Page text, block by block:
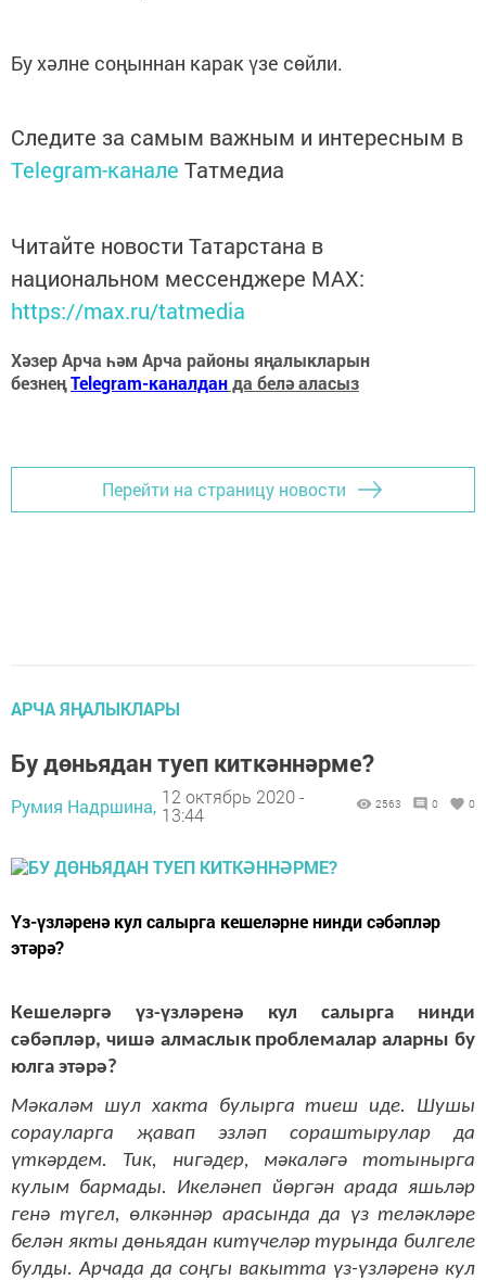
Бу хәлне соңыннан карак үзе сөйли.
Следите за самым важным и интересным в
Telegram-канале Татмедиа
Читайте новости Татарстана в
национальном мессенджере MАХ:
https://max.ru/tatmedia
Хәзер Арча һәм Арча районы яңалыкларын
безнеңTelegram-каналданда белә аласыз
Перейти на страницу новости
АРЧА ЯҢАЛЫКЛАРЫ
Бу дөньядан туеп киткәннәрме?
Румия Надршина, 12 октябрь 2020 -
13:44
2563 0 0
Үз-үзләренә кул салырга кешеләрне нинди сәбәпләр
этәрә?
Кешеләргә үз-үзләренә кул салырга нинди
сәбәпләр, чишә алмаслык проблемалар аларны бу
юлга этәрә?
Мәкаләм шул хакта булырга тиеш иде. Шушы
сорауларга җавап эзләп сораштырулар да
үткәрдем. Тик, нигәдер, мәкаләгә тотынырга
кулым бармады. Икеләнеп йөргән арада яшьләр
генә түгел, өлкәннәр арасында да үз теләкләре
белән якты дөньядан китүчеләр турында билгеле
булды. Арчада да соңгы вакытта үз-үзләренә кул